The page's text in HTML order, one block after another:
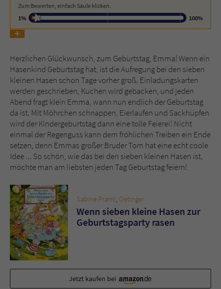
Zum Bewerten, einfach Säule klicken.
1%
100%
Herzlichen Glückwunsch, zum Geburtstag, Emma! Wenn ein
Hasenkind Geburtstag hat, ist die Aufregung bei den sieben
kleinen Hasen schon Tage vorher groß. Einladungskarten
werden geschrieben, Kuchen wird gebacken, und jeden
Abend fragt klein Emma, wann nun endlich der Geburtstag
da ist. Mit Möhrchen schnappen, Eierlaufen und Sackhüpfen
wird der Kindergeburtstag dann eine tolle Feierei! Nicht
einmal der Regenguss kann dem fröhlichen Treiben ein Ende
setzen, denn Emmas großer Bruder Tom hat eine echt coole
Idee ... So schön, wie das bei den sieben kleinen Hasen ist,
möchte man am liebsten jeden Tag Geburtstag feiern!
Sabine Praml, Oetinger
Wenn sieben kleine Hasen zur
Geburtstagsparty rasen
Jetzt kaufen bei
Name tx_pwcomments_ahash
Laufzeit 1 Jahr
Zweck Cookie für Kommentare einzelner Buchtitel
Name fe_typo_user
Anbieter Literatur-Couch Medien GmbH & Co. KG
Laufzeit Session
Zweck
Kommunikation der Webseite mit dem
Benutzer. Es wird benötigt um z. B. den
Sicherheitscode des Kontaktformulars zu